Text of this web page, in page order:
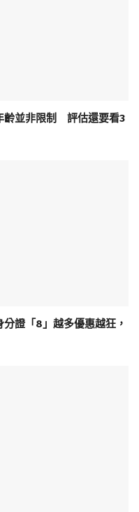
齡並非限制 評估還要看3
證「8」越多優惠越狂，